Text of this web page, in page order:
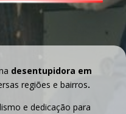
desentupidora em
regiões e bairros.
e dedicação para